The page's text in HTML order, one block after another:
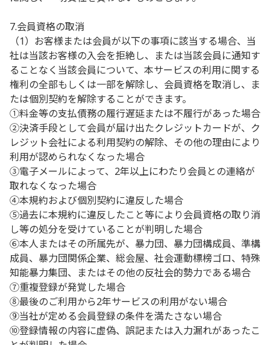
7.会員資格の取消
（1）お客様または会員が以下の事項に該当する場合、当
社は当該お客様の入会を拒絶し、または当該会員に通知す
ることなく当該会員について、本サービスの利用に関する
権利の全部もしくは一部を解除し、会員資格を取消し、ま
たは個別契約を解除することができます。
①料金等の支払債務の履行遅延または不履行があった場合
②決済手段として会員が届け出たクレジットカードが、ク
レジット会社による利用契約の解除、その他の理由により
利用が認められなくなった場合
③電子メールによって、2年以上にわたり会員との連絡が
取れなくなった場合
④本規約および個別契約に違反した場合
⑤過去に本規約に違反したこと等により会員資格の取り消
し等の処分を受けていることが判明した場合
⑥本人またはその所属先が、暴力団、暴力団構成員、準構
成員、暴力団関係企業、総会屋、社会運動標榜ゴロ、特殊
知能暴力集団、またはその他の反社会的勢力である場合
⑦重複登録が発覚した場合
⑧最後のご利用から2年サービスの利用がない場合
⑨当社が定める会員登録の条件を満たさない場合
⑩登録情報の内容に虚偽、誤記または入力漏れがあったこ